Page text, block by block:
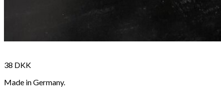
38 DKK
Made in Germany.